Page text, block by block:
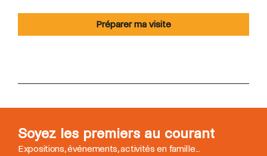
Préparer ma visite
Soyez les premiers au courant
Expositions, événements, activités en famille...